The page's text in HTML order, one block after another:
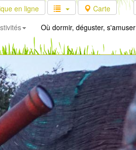
en ligne
Carte
Où dormir, déguster, s'amuser